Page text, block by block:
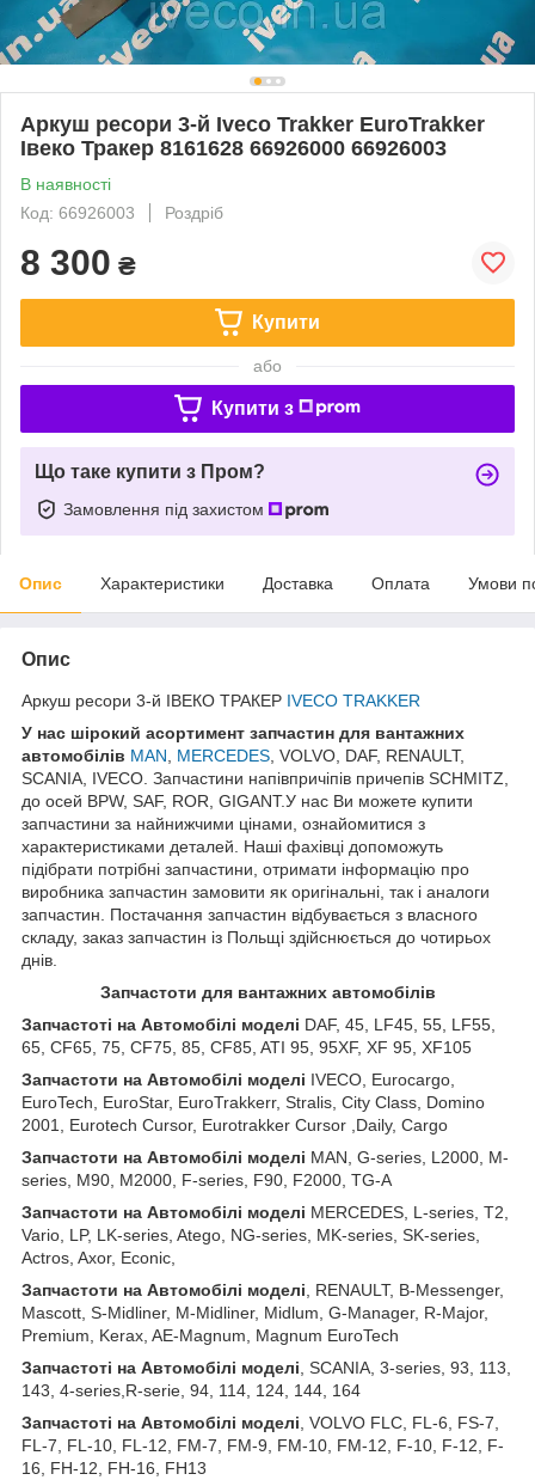
Аркуш ресори 3-й Iveco Trakker EuroTrakker
Івеко Тракер 8161628 66926000 66926003
В наявності
Код: 66926003
Роздріб
8 300 ₴
Купити
або
Купити з
Що таке купити з Пром?
Замовлення під захистом
Опис Характеристики Доставка Оплата Умови
Опис
Аркуш ресори 3-й ІВЕКО ТРАКЕР IVECO TRAKKER
У нас шірокий асортимент запчастин для вантажних
автомобілів MAN MERCEDES , VOLVO, DAF, RENAULT,
SCANIA, IVECO. Запчастини напівпричіпів причепів SCHMITZ,
до осей BPW, SAF, ROR, GIGANT.У нас Ви можете купити
запчастини за найнижчими цінами, ознайомитися з
характеристиками деталей. Наші фахівці допоможуть
підібрати потрібні запчастини, отримати інформацію про
виробника запчастин замовити як оригінальні, так і аналоги
запчастин. Постачання запчастин відбувається з власного
складу, заказ запчастин із Польщі здійснюється до чотирьох
днів.
Запчастоти для вантажних автомобілів
Запчастоті на Автомобілі моделі DAF, 45, LF45, 55, LF55,
65, CF65, 75, CF75, 85, CF85, ATI 95, 95XF, XF 95, XF105
Запчастоти на Автомобілі моделі IVECO, Eurocargo,
EuroTech, EuroStar, EuroTrakkerr, Stralis, City Class, Domino
2001, Eurotech Cursor, Eurotrakker Cursor ,Daily, Cargo
Запчастоти на Автомобілі моделі MAN, G-series, L2000, M-
series, M90, M2000, F-series, F90, F2000, TG-A
Запчастоти на Автомобілі моделі MERCEDES, L-series, T2,
Vario, LP, LK-series, Atego, NG-series, MK-series, SK-series,
Actros, Axor, Econic,
Запчастоти на Автомобілі моделі , RENAULT, B-Messenger,
Mascott, S-Midliner, M-Midliner, Midlum, G-Manager, R-Major,
Premium, Kerax, AE-Magnum, Magnum EuroTech
Запчастоті на Автомобілі моделі , SCANIA, 3-series, 93, 113,
143, 4-series,R-serie, 94, 114, 124, 144, 164
Запчастоті на Автомобілі моделі , VOLVO FLC, FL-6, FS-7,
FL-7, FL-10, FL-12, FM-7, FM-9, FM-10, FM-12, F-10, F-12, F-
16, FH-12, FH-16, FH13